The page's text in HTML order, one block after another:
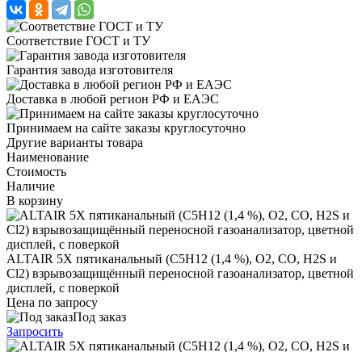
Соответствие ГОСТ и ТУ
Гарантия завода изготовителя
Доставка в любой регион РФ и ЕАЭС
Принимаем на сайте заказы круглосуточно
Другие варианты товара
Наименование
Стоимость
Наличие
В корзину
ALTAIR 5X пятиканальный (C5H12 (1,4 %), O2, CO, H2S и
Cl2) взрывозащищённый переносной газоанализатор, цветной
дисплей, с поверкой
Цена по запросу
Под заказ
Запросить